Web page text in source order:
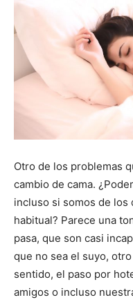
Otro de los problemas
cambio de cama.
incluso si somos de los
habitual? Parece una
pasa, que son casi
que no sea el suyo,
sentido, el paso por
amigos o incluso